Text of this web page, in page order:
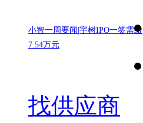
小智一周要闻|宇树IPO一签需缴
7.54万元
找供应商